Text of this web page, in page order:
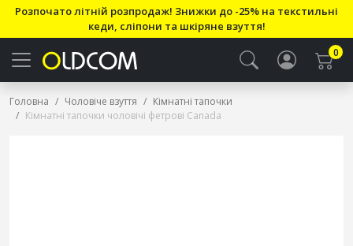
Розпочато літній розпродаж! Знижки до -25% на текстильні
кеди, сліпони та шкіряне взуття!
0
Головна Чоловіче взуття
Кімнатні тапочки
Кімнатні тапочки чоловічі фетрові Canada